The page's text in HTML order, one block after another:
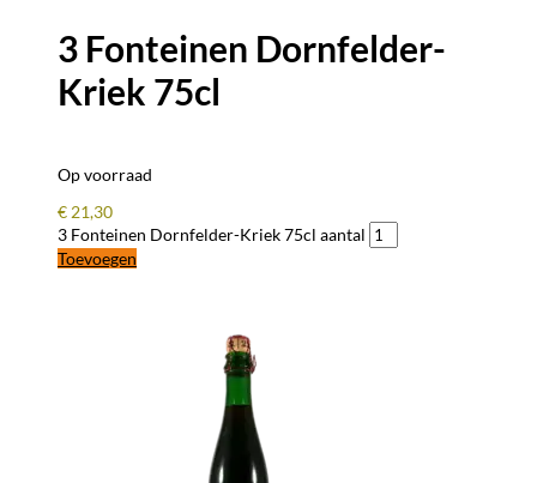
3 Fonteinen Dornfelder-
Kriek 75cl
Op voorraad
€ 21,30
3 Fonteinen Dornfelder-Kriek 75cl aantal
Toevoegen